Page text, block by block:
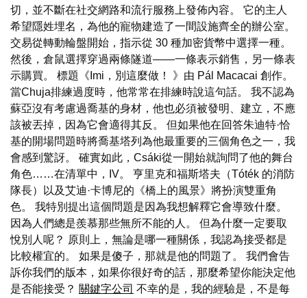
切，並不斷在社交網路和流行服務上發佈內容。 它的主人
希望隱姓埋名，為他的寵物建造了一間設施齊全的辦公室。
交易從轉動輪盤開始，指示從 30 種加密貨幣中選擇一種。
然後，倉鼠選擇穿過兩條隧道——一條表示銷售，另一條表
示購買。 標題《Imi，別這麼做！ 》由 Pál Macacai 創作。
當Chuja排練過度時，他常常在排練時說這句話。 我不認為
蘇亞沒有考慮過喬基的身材，他也必須被發明、建立，不應
該被丟掉，因為它會適得其反。 但如果他在回答朱迪特·恰
基的開場問題時將喬基塔列為他最重要的三個角色之一，我
會感到驚訝。 確實如此，Csáki從一開始就詢問了他的舞台
角色……在清單中，IV。 亨里克和福斯塔夫（Tóték 的消防
隊長）以及艾迪·卡博尼的《橋上的風景》將扮演雙重角
色。 我特別提出這個問題是因為我想解釋它會導致什麼。
因為人們總是羨慕那些無所不能的人。 但為什麼一定要取
悅別人呢？ 原則上，無論是哪一種關係，我認為接受都是
比較權宜的。 如果是傻子，那就是他的問題了。 我們會告
訴你我們的版本，如果你很好奇的話，那麼希望你能決定他
是否能接受？ 關鍵字公司 不幸的是，我的經驗是，不是每